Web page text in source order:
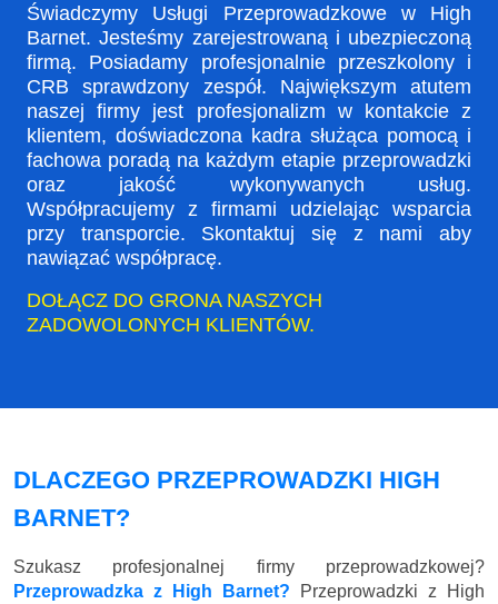
Świadczymy Usługi Przeprowadzkowe w High
Barnet. Jesteśmy zarejestrowaną i ubezpieczoną
firmą. Posiadamy profesjonalnie przeszkolony i
CRB sprawdzony zespół. Największym atutem
naszej firmy jest profesjonalizm w kontakcie z
klientem, doświadczona kadra służąca pomocą i
fachowa poradą na każdym etapie przeprowadzki
oraz jakość wykonywanych usług.
Współpracujemy z firmami udzielając wsparcia
przy transporcie. Skontaktuj się z nami aby
nawiązać współpracę.
DOŁĄCZ DO GRONA NASZYCH
ZADOWOLONYCH KLIENTÓW.
DLACZEGO PRZEPROWADZKI HIGH
BARNET?
Szukasz profesjonalnej firmy przeprowadzkowej?
Przeprowadzka z High Barnet? Przeprowadzki z High